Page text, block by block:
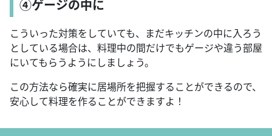
④ゲージの中に
こういった対策をしていても、まだキッチンの中に入ろう
としている場合は、料理中の間だけでもゲージや違う部屋
にいてもらうようにしましょう。
この方法なら確実に居場所を把握することができるので、
安心して料理を作ることができますよ！